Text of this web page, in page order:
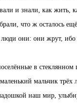
и знали, как жить,
что ж осталось
они: они жрут,
в стеклянном
маленький мальчик трёх
наш мир,